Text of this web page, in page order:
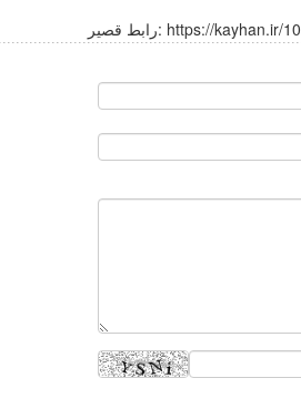
رابط قصير: https://kayhan.ir/